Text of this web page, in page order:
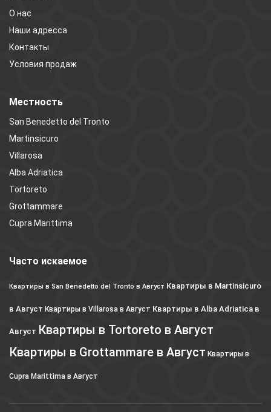
О нас
Наши адресса
Контакты
Условия продаж
Местность
San Benedetto del Tronto
Martinsicuro
Villarosa
Alba Adriatica
Tortoreto
Grottammare
Cupra Marittima
Часто искаемое
Квартиры в San Benedetto del Tronto в Август Квартиры в Martinsicuro
в Август Квартиры в Villarosa в Август Квартиры в Alba Adriatica в
Август Квартиры в Tortoreto в Август
Квартиры в Grottammare в Август Квартиры в
Cupra Marittima в Август